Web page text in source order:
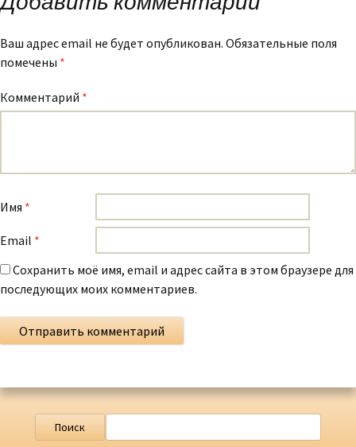
Ваш адрес email не будет опубликован. Обязательные поля
помечены *
Комментарий *
Имя *
Email *
Сохранить моё имя, email и адрес сайта в этом браузере для
последующих моих комментариев.